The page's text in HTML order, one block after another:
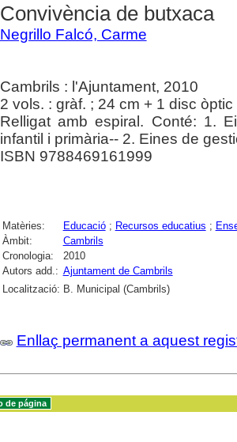
Convivència de butxaca
Negrillo Falcó, Carme
Cambrils : l'Ajuntament, 2010
2 vols. : gràf. ; 24 cm + 1 disc
Relligat amb espiral. Conté: 1.
infantil i primària-- 2. Eines de
ISBN 9788469161999
Matèries: Educació; Recursos educatius ;
Àmbit:
Cambrils
Cronologia:
2010
Autors add.: Ajuntament de Cambrils
Localització: B. Municipal (Cambrils)
Enllaç permanent a aquest